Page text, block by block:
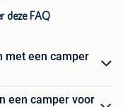
deze FAQ
met een camper
een camper voor